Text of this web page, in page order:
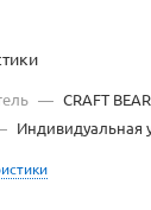
— CRAFT
Индивидуальная